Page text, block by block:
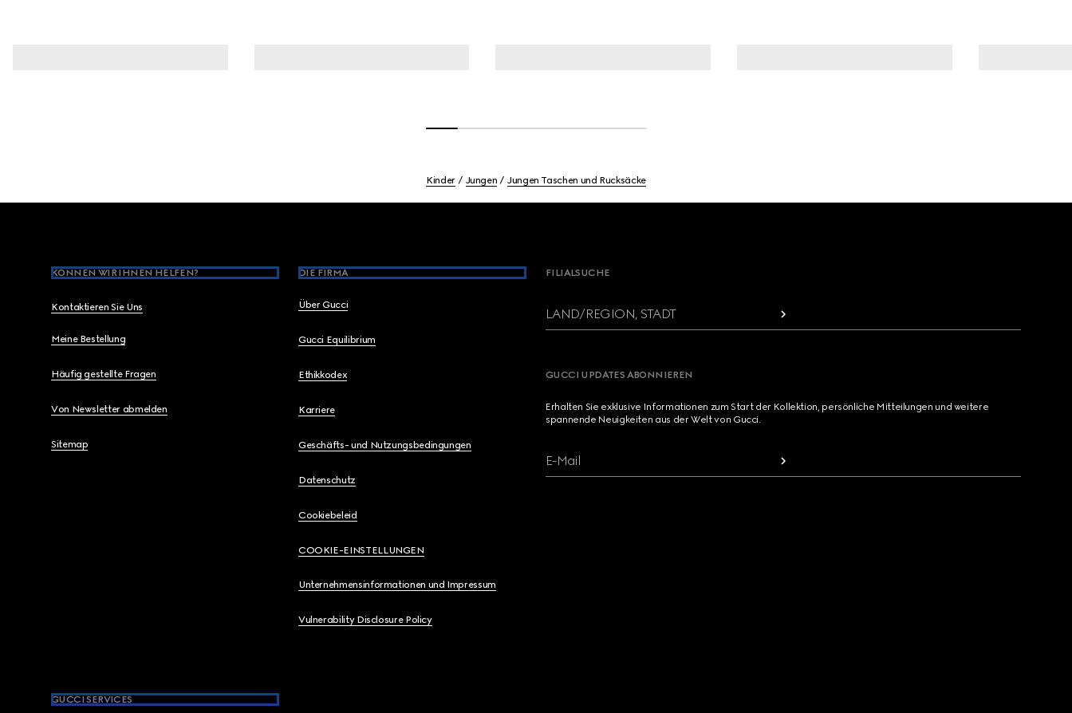
Kinder Jungen Jungen Taschen und Rucksäcke
KÖNNEN WIR IHNEN HELFEN?
Kontaktieren Sie Uns
Meine Bestellung
Häufig gestellte Fragen
Von Newsletter abmelden
Sitemap
DIE FIRMA
Über Gucci
Gucci Equilibrium
Ethikkodex
Karriere
Geschäfts- und Nutzungsbedingungen
Datenschutz
Cookiebeleid
COOKIE-EINSTELLUNGEN
Unternehmensinformationen und Impressum
Vulnerability Disclosure Policy
GUCCI SERVICES
FILIALSUCHE
LAND/REGION, STADT
GUCCI UPDATES ABONNIEREN
Erhalten Sie exklusive Informationen zum Start der Kollektion, persönliche Mitteilungen und weitere
spannende Neuigkeiten aus der Welt von Gucci.
E-Mail